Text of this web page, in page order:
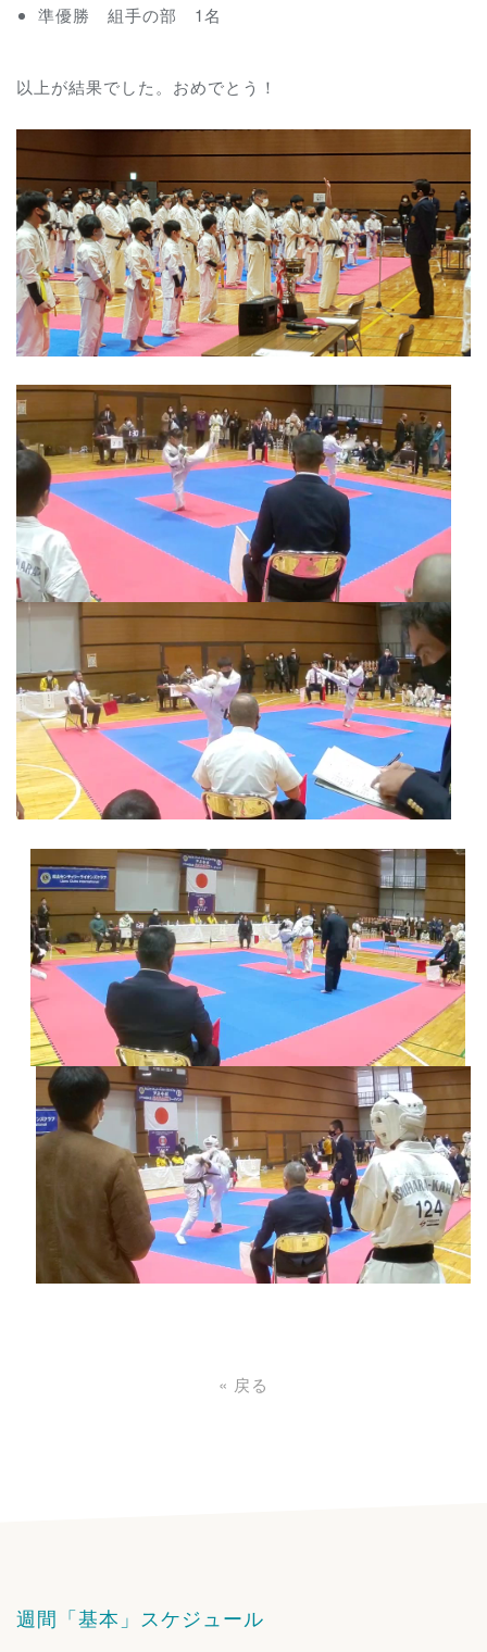
準優勝 組手の部 1名
以上が結果でした。おめでとう！
« 戻る
週間「基本」スケジュール